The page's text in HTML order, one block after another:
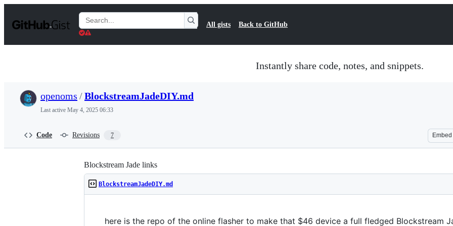
t
Search
Gists
All gists Back to GitHub
Instantly share code, notes, and snippets.
openoms /BlockstreamJadeDIY.md
Last active May 4, 2025 06:33
Code Revisions 7 Embed
Blockstream Jade links
BlockstreamJadeDIY.md
here is the repo of the online flasher to make that $46 device a full fledged Blockstream